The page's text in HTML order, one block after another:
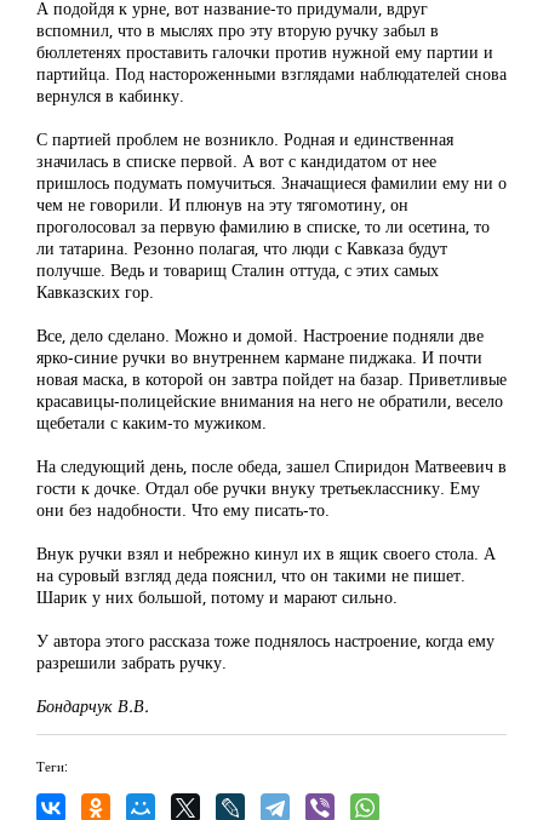
А подойдя к урне, вот название-то придумали, вдруг
вспомнил, что в мыслях про эту вторую ручку забыл в
бюллетенях проставить галочки против нужной ему партии и
партийца. Под настороженными взглядами наблюдателей снова
вернулся в кабинку.
С партией проблем не возникло. Родная и единственная
значилась в списке первой. А вот с кандидатом от нее
пришлось подумать помучиться. Значащиеся фамилии ему ни о
чем не говорили. И плюнув на эту тягомотину, он
проголосовал за первую фамилию в списке, то ли осетина, то
ли татарина. Резонно полагая, что люди с Кавказа будут
получше. Ведь и товарищ Сталин оттуда, с этих самых
Кавказских гор.
Все, дело сделано. Можно и домой. Настроение подняли две
ярко-синие ручки во внутреннем кармане пиджака. И почти
новая маска, в которой он завтра пойдет на базар. Приветливые
красавицы-полицейские внимания на него не обратили, весело
щебетали с каким-то мужиком.
На следующий день, после обеда, зашел Спиридон Матвеевич в
гости к дочке. Отдал обе ручки внуку третьекласснику. Ему
они без надобности. Что ему писать-то.
Внук ручки взял и небрежно кинул их в ящик своего стола. А
на суровый взгляд деда пояснил, что он такими не пишет.
Шарик у них большой, потому и марают сильно.
У автора этого рассказа тоже поднялось настроение, когда ему
разрешили забрать ручку.
Бондарчук В.В.
Теги: